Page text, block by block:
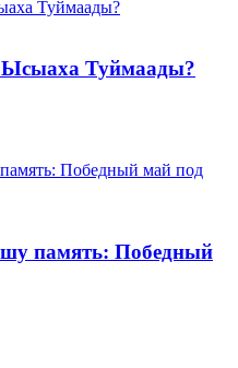
Ысыаха Туймаады?
память: Победный